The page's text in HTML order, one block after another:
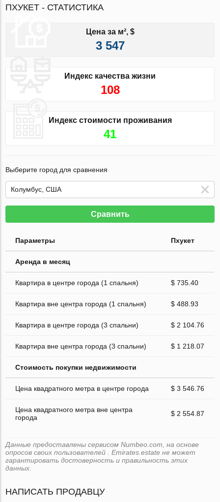
ПХУКЕТ - СТАТИСТИКА
Цена за м², $
3 547
Индекс качества жизни
108
Индекс стоимости проживания
41
Выберите город для сравнения
Сравнить
Параметры Пхукет
Аренда в месяц
Квартира в центре города (1 спальня) $ 735.40
Квартира вне центра города (1 спальня) $ 488.93
Квартира в центре города (3 спальни) $ 2 104.76
Квартира вне центра города (3 спальни) $ 1 218.07
Стоимость покупки недвижимости
Цена квадратного метра в центре города $ 3 546.76
Цена квадратного метра вне центра
города
$ 2 554.87
Данные предоставлены сервисом Numbeo.com, на основе
опросов своих пользователей . Emirates.estate не может
гарантировать достоверность и правильность этих
данных.
НАПИСАТЬ ПРОДАВЦУ